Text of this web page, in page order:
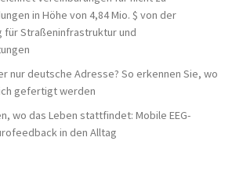
in Höhe von 4,84 Mio. $ von der
für Straßeninfrastruktur und
nur deutsche Adresse? So erkennen Sie, wo
gefertigt werden
wo das Leben stattfindet: Mobile EEG-
in den Alltag